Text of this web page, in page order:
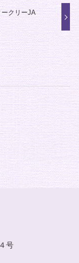
ークリーJA
号